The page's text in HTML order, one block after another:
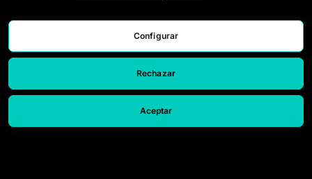
Simulator
Kontakt
Configurar
Rechazar
Aceptar